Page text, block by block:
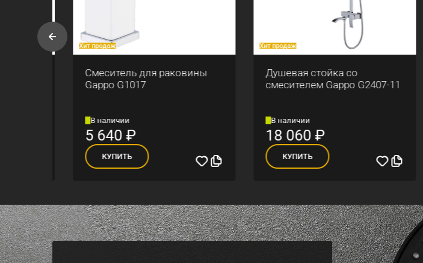
Хит продаж
Смеситель для раковины
Gappo G1017
В наличии
5 640₽
КУПИТЬ
Хит продаж
Душевая стойка со
смесителем Gappo G2407-11
В наличии
18 060₽
КУПИТЬ